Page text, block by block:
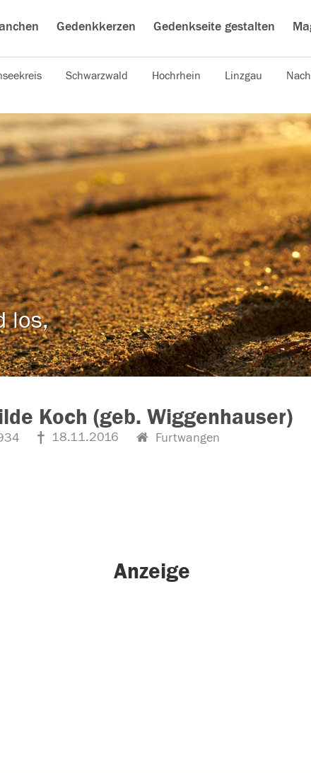
Gedenkkerzen Gedenkseite gestalten
Schwarzwald Hochrhein Linzgau
los,
Koch (geb. Wiggenhauser)
18.11.2016 Furtwangen
Anzeige